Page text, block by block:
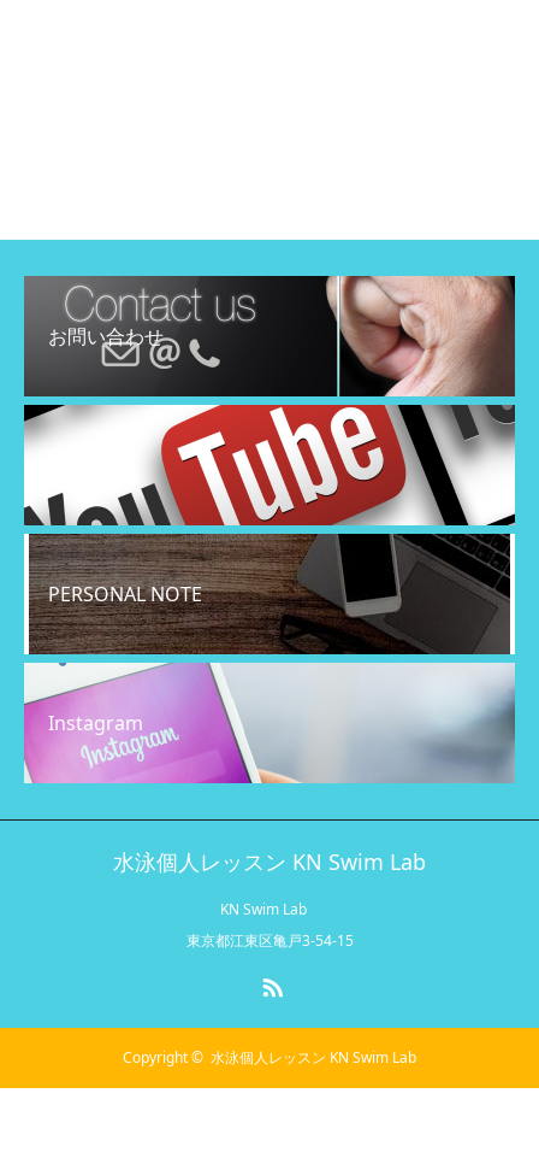
お問い合わせ
PERSONAL NOTE
Instagram
水泳個人レッスン KN Swim Lab
KN Swim Lab
東京都江東区亀戸3-54-15
Copyright © 水泳個人レッスン KN Swim Lab